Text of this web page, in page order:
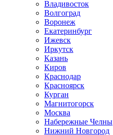
Владивосток
Волгоград
Воронеж
Екатеринбург
Ижевск
Иркутск
Казань
Киров
Краснодар
Красноярск
Курган
Магнитогорск
Москва
Набережные Челны
Нижний Новгород